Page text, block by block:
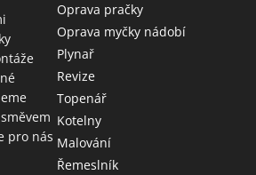
pro nás
Oprava pračky
Oprava myčky nádobí
Plynař
Revize
Topenář
Kotelny
Malování
Řemeslník